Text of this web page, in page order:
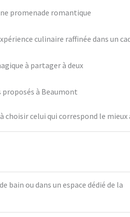
promenade romantique
culinaire raffinée dans un
à partager à deux
à Beaumont
choisir celui qui correspond le
bain ou dans un espace dédié de la